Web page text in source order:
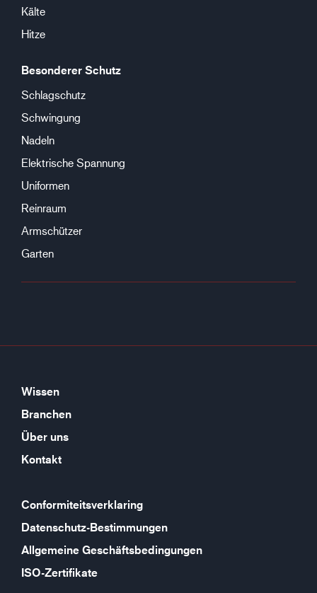
Kälte
Hitze
Besonderer Schutz
Schlagschutz
Schwingung
Nadeln
Elektrische Spannung
Uniformen
Reinraum
Armschützer
Garten
Wissen
Branchen
Über uns
Kontakt
Conformiteitsverklaring
Datenschutz-Bestimmungen
Allgemeine Geschäftsbedingungen
ISO-Zertifikate